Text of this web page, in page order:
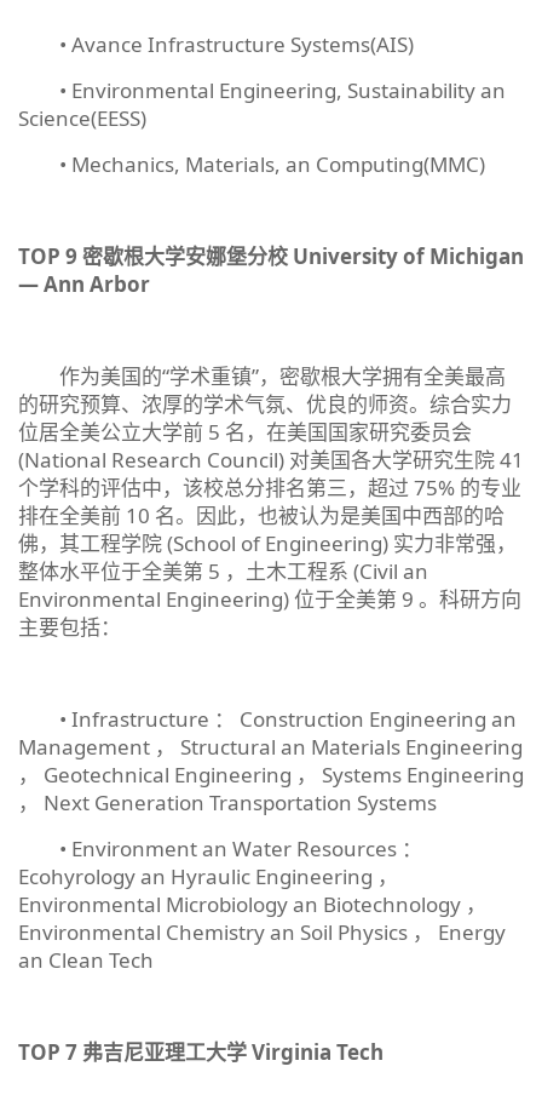
• Avance Infrastructure Systems(AIS)
• Environmental Engineering, Sustainability an
Science(EESS)
• Mechanics, Materials, an Computing(MMC)
TOP 9 密歇根大学安娜堡分校 University of Michigan
—Ann Arbor
作为美国的“学术重镇”，密歇根大学拥有全美最高
的研究预算、浓厚的学术气氛、优良的师资。综合实力
位居全美公立大学前 5 名，在美国国家研究委员会
(National Research Council) 对美国各大学研究生院 41
个学科的评估中，该校总分排名第三，超过 75% 的专业
排在全美前 10 名。因此，也被认为是美国中西部的哈
佛，其工程学院 (School of Engineering) 实力非常强，
整体水平位于全美第 5 ，土木工程系 (Civil an
Environmental Engineering) 位于全美第 9 。科研方向
主要包括：
• Infrastructure ： Construction Engineering an
Management ， Structural an Materials Engineering
， Geotechnical Engineering ， Systems Engineering
， Next Generation Transportation Systems
• Environment an Water Resources ：
Ecohyrology an Hyraulic Engineering ，
Environmental Microbiology an Biotechnology ，
Environmental Chemistry an Soil Physics ， Energy
an Clean Tech
TOP 7 弗吉尼亚理工大学Virginia Tech